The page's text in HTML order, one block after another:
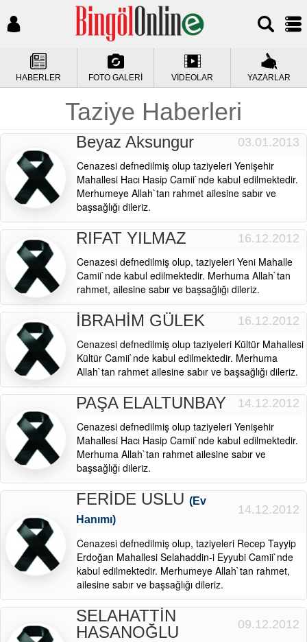
HABERLER FOTO GALERİ VİDEOLAR YAZARLAR
Taziye Haberleri
Beyaz Aksungur
03.01.2013
Cenazesi defnedilmiş olup taziyeleri Yenişehir
Mahallesi Hacı Hasip Camii`nde kabul edilmektedir.
Merhumeye Allah`tan rahmet ailesine sabır ve
başsağlığı dileriz.
RIFAT YILMAZ
16.12.2012
Cenazesi defnedilmiş olup, taziyeleri Yeni Mahalle
Camii`nde kabul edilmektedir. Merhuma Allah`tan
rahmet, ailesine sabır ve başsağlığı dileriz.
İBRAHİM GÜLEK
16.12.2012
Cenazesi defnedilmiş olup taziyeleri Kültür Mahallesi
Kültür Camii`nde kabul edilmektedir. Merhuma
Allah`tan rahmet ailesine sabır ve başsağlığı dileriz.
PAŞA ELALTUNBAY
14.12.2012
Cenazesi defnedilmiş olup taziyeleri Yenişehir
Mahallesi Hacı Hasip Camii`nde kabul edilmektedir.
Merhuma Allah`tan rahmet ailesine sabır ve
başsağlığı dileriz.
FERİDE USLU (Ev
Hanımı)
14.12.2012
Cenazesi defnedilmiş olup, taziyeleri Recep Tayyip
Erdoğan Mahallesi Selahaddin-i Eyyubi Camii`nde
kabul edilmektedir. Merhumeye Allah`tan rahmet,
ailesine sabır ve başsağlığı dileriz.
SELAHATTİN
HASANOĞLU
09.12.2012